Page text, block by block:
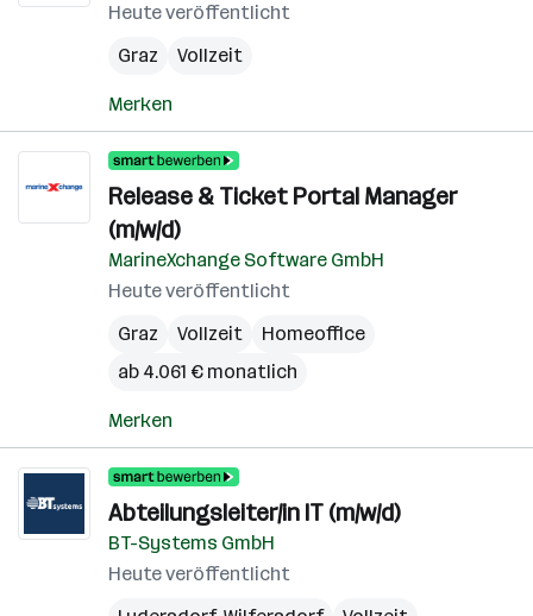
Heute veröffentlicht
Graz
Vollzeit
Merken
Release & Ticket Portal Manager
(m/w/d)
MarineXchange Software GmbH
Heute veröffentlicht
Graz
Vollzeit
Homeoffice
ab 4.061 € monatlich
Merken
Abteilungsleiter/in IT (m/w/d)
BT-Systems GmbH
Heute veröffentlicht